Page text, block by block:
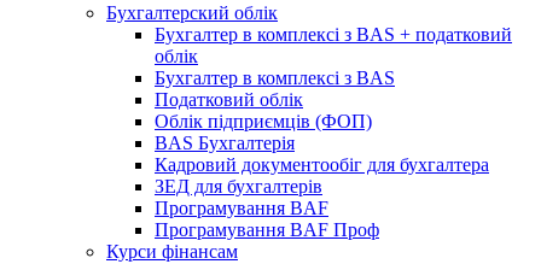
Бухгалтерский облік
Бухгалтер в комплексі з BAS + податковий
облік
Бухгалтер в комплексі з BAS
Податковий облік
Облік підприємців (ФОП)
BAS Бухгалтерія
Кадровий документообіг для бухгалтера
ЗЕД для бухгалтерів
Програмування BAF
Програмування BAF Проф
Курси фінансам